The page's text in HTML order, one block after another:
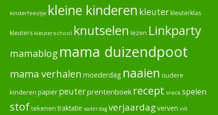
kinderfeestje kleine kinderen kleuterkleuterklas
kleuters kleuterschool knutselen lezen Linkparty
mamablog mama duizendpoot
mama verhalen moederdag naaien oudere
kinderen papier peuterprentenboek recept snack spelen
stoftekenen traktatie vaderdag verjaardagverven vilt